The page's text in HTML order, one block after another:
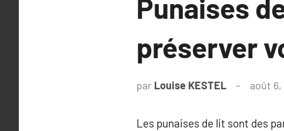
Punaises
préserver
par Louise KESTEL août
Les punaises de lit sont des